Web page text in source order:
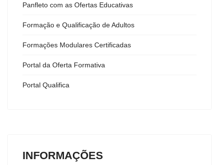
Panfleto com as Ofertas Educativas
Formação e Qualificação de Adultos
Formações Modulares Certificadas
Portal da Oferta Formativa
Portal Qualifica
INFORMAÇÕES